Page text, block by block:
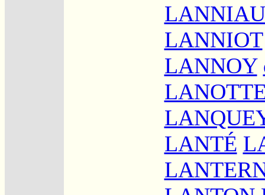
LANNIOT
LANNOY
LANTÉ